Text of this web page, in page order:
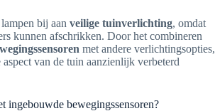
bij aan veilige tuinverlichting, omdat
kunnen afschrikken. Door het combineren
met andere verlichtingsopties,
van de tuin aanzienlijk verbeterd
ingebouwde bewegingssensoren?